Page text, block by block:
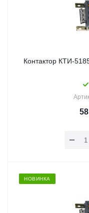
Контактор КТИ-
НОВИНКА